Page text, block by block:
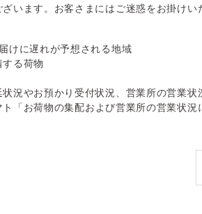
ざいます。お客さまにはご迷惑をお掛け
けに遅れが予想される地域
する荷物
状況やお預かり受付状況、営業所の営業状
「お荷物の集配および営業所の営業状況